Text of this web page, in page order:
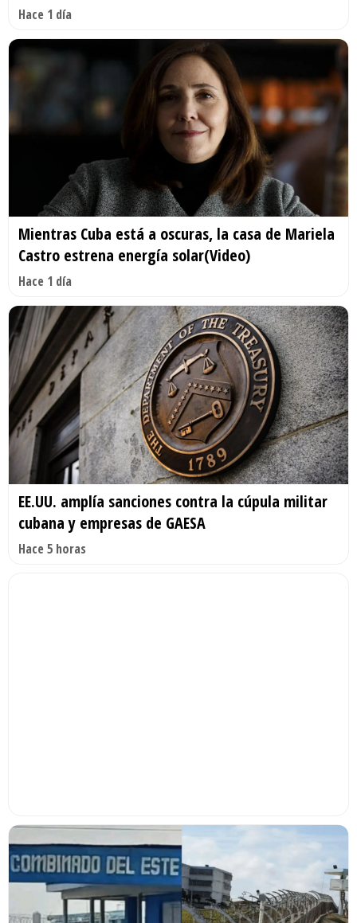
Hace 1 día
Mientras Cuba está a oscuras, la casa de Mariela
Castro estrena energía solar(Video)
Hace 1 día
EE.UU. amplía sanciones contra la cúpula militar
cubana y empresas de GAESA
Hace 5 horas